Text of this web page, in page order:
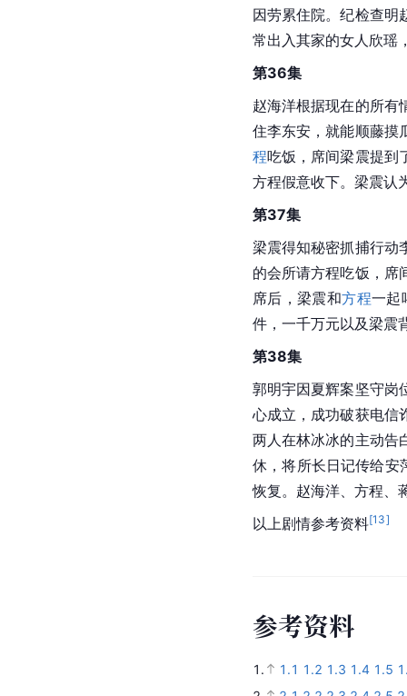
因劳累住院。纪检查明
常出入其家的女人欣瑶
第36集
赵海洋根据现在的所有
住李东安，就能顺藤摸
程吃饭，席间梁震提到
方程假意收下。梁震认
第37集
梁震得知秘密抓捕行动
的会所请方程吃饭，席
席后，梁震和方程一起
件，一千万元以及梁震
第38集
郭明宇因夏辉案坚守岗
心成立，成功破获电信
两人在林冰冰的主动告
休，将所长日记传给安
恢复。赵海洋、方程、
以上剧情参考资料[13]
参考资料
1. 1.1 1.2 1.3 1.4 1.5